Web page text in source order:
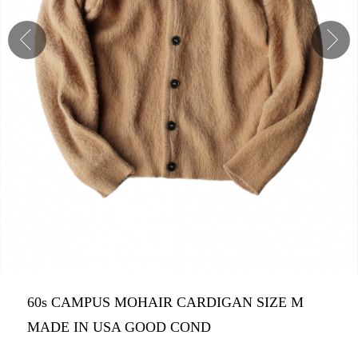
60s CAMPUS MOHAIR CARDIGAN SIZE M
MADE IN USA GOOD COND